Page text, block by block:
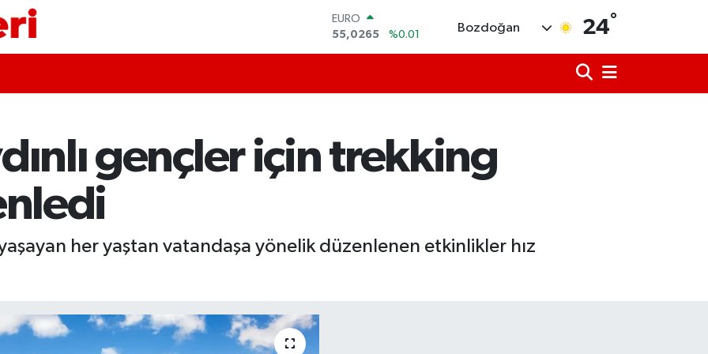
STERLİN
64,1897
%0.02
GRAM ALTIN
DOLAR
47,7069
%0.17
Bozdoğan 24°
gençler için trekking
her yaştan vatandaşa yönelik düzenlenen etkinlikler hız